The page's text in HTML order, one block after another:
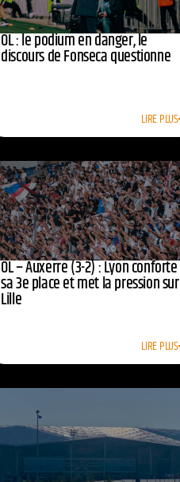
OL : le podium en danger, le
discours de Fonseca questionne
LIRE PLUS
OL – Auxerre (3-2) : Lyon conforte
sa 3e place et met la pression sur
Lille
LIRE PLUS